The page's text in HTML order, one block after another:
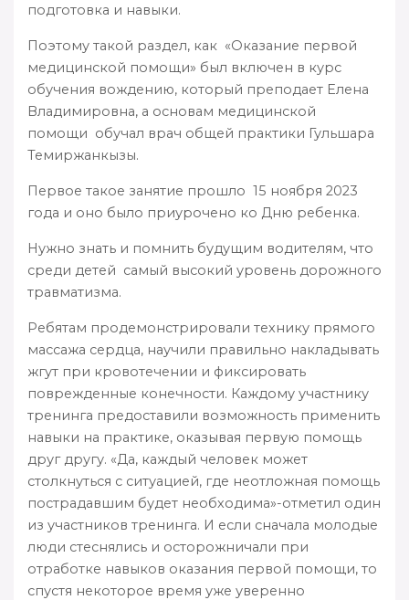
подготовка и навыки.
Поэтому такой раздел, как «Оказание первой
медицинской помощи» был включен в курс
обучения вождению, который преподает Елена
Владимировна, а основам медицинской
помощи обучал врач общей практики Гульшара
Темиржанкызы.
Первое такое занятие прошло 15 ноября 2023
года и оно было приурочено ко Дню ребенка.
Нужно знать и помнить будущим водителям, что
среди детей самый высокий уровень дорожного
травматизма.
Ребятам продемонстрировали технику прямого
массажа сердца, научили правильно накладывать
жгут при кровотечении и фиксировать
поврежденные конечности. Каждому участнику
тренинга предоставили возможность применить
навыки на практике, оказывая первую помощь
друг другу. «Да, каждый человек может
столкнуться с ситуацией, где неотложная помощь
пострадавшим будет необходима»-отметил один
из участников тренинга. И если сначала молодые
люди стеснялись и осторожничали при
отработке навыков оказания первой помощи, то
спустя некоторое время уже уверенно